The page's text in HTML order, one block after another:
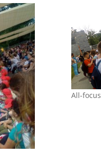
All-focus